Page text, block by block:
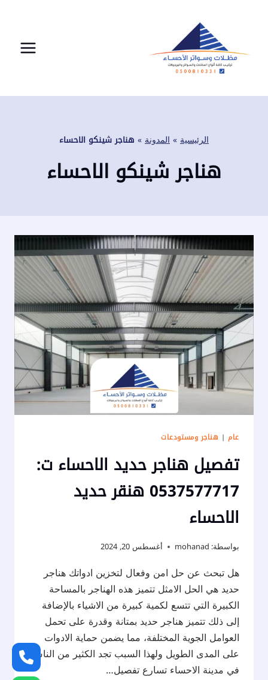
الرئيسية » المدونة » هناجر شينكو الاحساء
هناجر شينكو الاحساء
عام| هناجر ومستودعات
تفصيل هناجر حديد الاحساء ت:
0537577717 هنقر حديد
الاحساء
بواسطة: mohanad أغسطس 20, 2024
هل تبحث عن حل امن وفعال لتخزين ادواتك هناجر
حديد هي الحل الامثل تتميز هذه الهناجر بالمساحة
الكبيرة التي تتسع لكمية كبيرة من الاشياء بالإضافة
إلى ذلك تتميز هناجر حديد بمتانة وقدرة على تحمل
العوامل الجوية المختلفة، مما يضمن حماية الادوات
على المدى الطويل ولهذا السبب تجد الكثير من الناس
في مدينة الاحساء تسارع تفصيل…